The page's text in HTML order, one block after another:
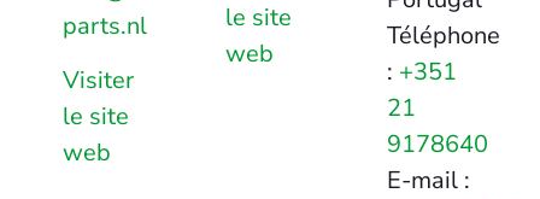
parts.nl
Visiter
le site
web
le site
web
Téléphone
: +351
21
9178640
E-mail :